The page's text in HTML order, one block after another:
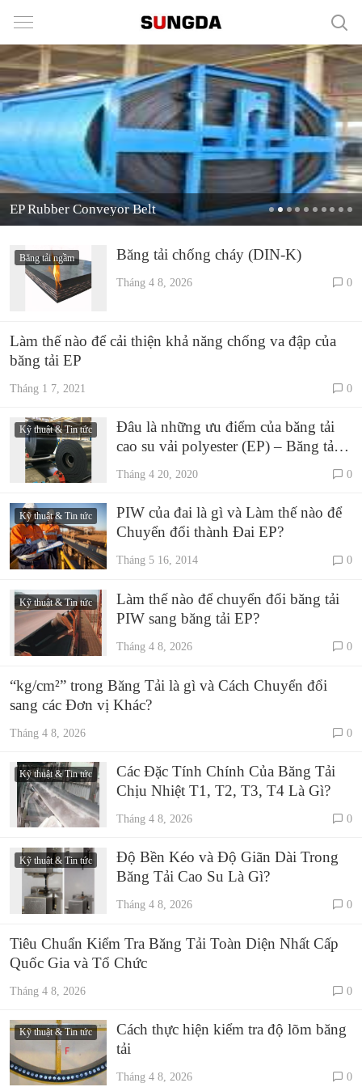
EP Rubber Conveyor Belt
Băng tải ngầm Băng tải chống cháy (DIN-K)
Tháng 4 8, 2026 0
Làm thế nào để cải thiện khả năng chống va đập của
băng tải EP
Tháng 1 7, 2021 0
Kỹ thuật & Tin tức
Đâu là những ưu điểm của băng tải
cao su vải polyester (EP) – Băng tải
Tháng 4 20, 2020 0
Kỹ thuật & Tin tức
PIW của đai là gì và Làm thế nào để
Chuyển đổi thành Đai EP?
Tháng 5 16, 2014 0
Kỹ thuật & Tin tức
Làm thế nào để chuyển đổi băng tải
PIW sang băng tải EP?
Tháng 4 8, 2026 0
“kg/cm²” trong Băng Tải là gì và Cách Chuyển đổi
sang các Đơn vị Khác?
Tháng 4 8, 2026 0
Kỹ thuật & Tin tức
Các Đặc Tính Chính Của Băng Tải
Chịu Nhiệt T1, T2, T3, T4 Là Gì?
Tháng 4 8, 2026 0
Kỹ thuật & Tin tức
Độ Bền Kéo và Độ Giãn Dài Trong
Băng Tải Cao Su Là Gì?
Tháng 4 8, 2026 0
Tiêu Chuẩn Kiểm Tra Băng Tải Toàn Diện Nhất Cấp
Quốc Gia và Tổ Chức
Tháng 4 8, 2026 0
Kỹ thuật & Tin tức
Cách thực hiện kiểm tra độ lõm băng
tải
Tháng 4 8, 2026 0